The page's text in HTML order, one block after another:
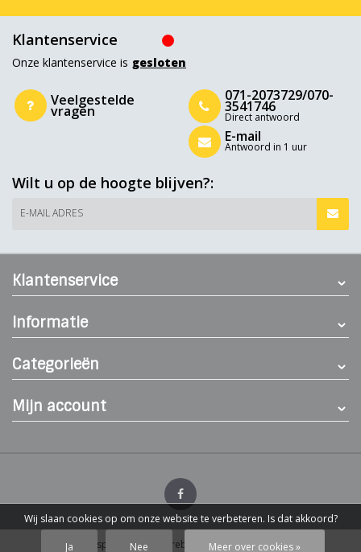
Klantenservice
Onze klantenservice is gesloten
Veelgestelde
vragen
071-2073729/070-
3541746
Direct antwoord
E-mail
Antwoord in 1 uur
Wilt u op de hoogte blijven?:
E-MAIL ADRES
Klantenservice
Informatie
Categorieën
Mijn account
© Dierenspeciaalzaak Hereba - Theme byWebdinge.nl
Wij slaan cookies op om onze website te verbeteren. Is dat akkoord?
Ja Nee Meer over cookies »